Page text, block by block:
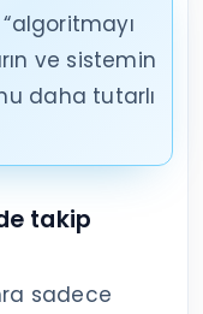
ve sistemin
daha tutarlı
takip
sadece